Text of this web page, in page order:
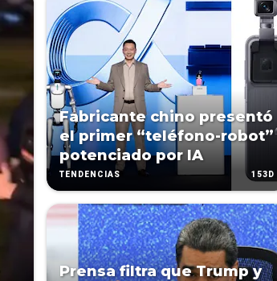
Fabricante chino presentó
el primer “teléfono-robot”
potenciado por IA
TENDENCIAS 153D
Prensa filtra que Trump y